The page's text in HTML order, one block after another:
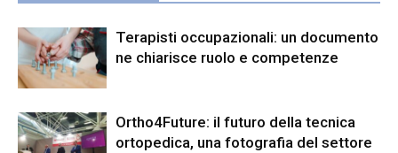
Terapisti occupazionali: un documento
ne chiarisce ruolo e competenze
Ortho4Future: il futuro della tecnica
ortopedica, una fotografia del settore